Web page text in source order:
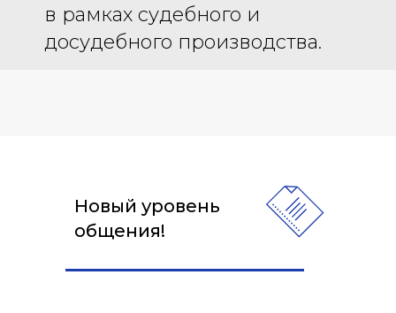
в рамках судебного и
досудебного производства.
Новый уровень
общения!